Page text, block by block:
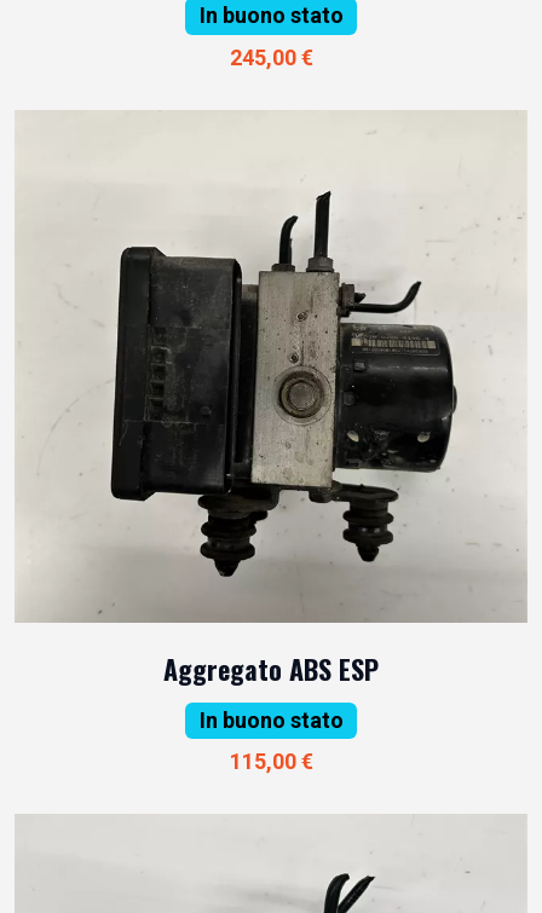
In buono stato
245,00 €
Aggregato ABS ESP
In buono stato
115,00 €